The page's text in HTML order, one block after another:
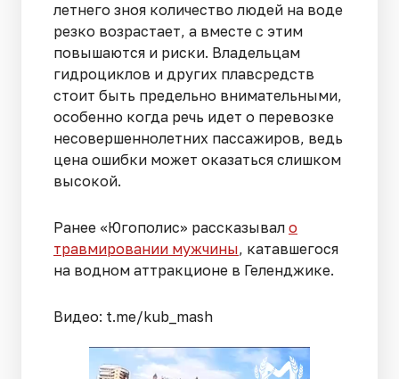
летнего зноя количество людей на воде
резко возрастает, а вместе с этим
повышаются и риски. Владельцам
гидроциклов и других плавсредств
стоит быть предельно внимательными,
особенно когда речь идет о перевозке
несовершеннолетних пассажиров, ведь
цена ошибки может оказаться слишком
высокой.
Ранее «Югополис» рассказывал о
травмировании мужчины, катавшегося
на водном аттракционе в Геленджике.
Видео: t.me/kub_mash